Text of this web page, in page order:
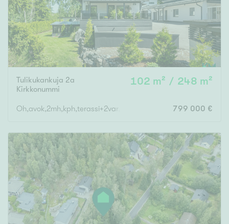
Hinta
000 000 €
Pinta-ala
Asuinpinta-ala Kokonaispinta-ala
m²
Rakennusvuosi
Uudiskohteet
Tulikukankuja 2a
Kirkkonummi
102 m² / 248 m²
799 000 €